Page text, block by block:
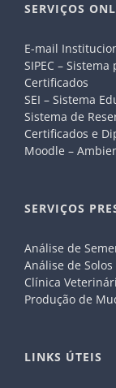
SERVIÇOS
E-mail
SIPEC –
Certificados
SEI – Sistema
Sistema de
Certificados e
Moodle –
SERVIÇOS
Análise de
Análise de Solos
Clínica
Produção de
LINKS ÚTEIS